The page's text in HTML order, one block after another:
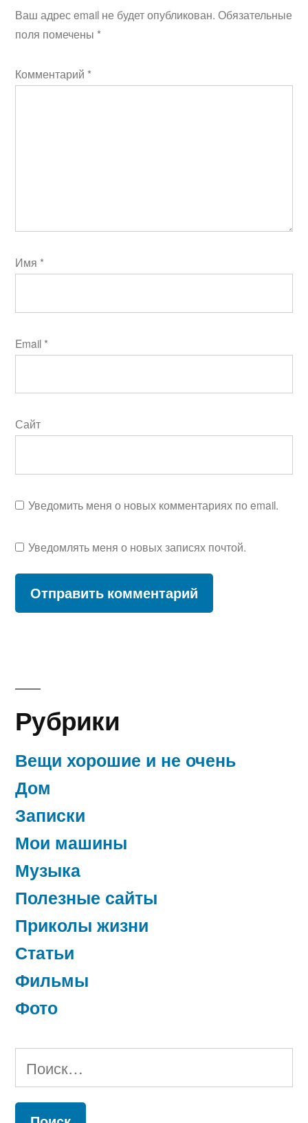
Ваш адрес email не будет опубликован. Обязательные
поля помечены *
Комментарий *
Имя *
Email *
Сайт
Уведомить меня о новых комментариях по email.
Уведомлять меня о новых записях почтой.
Рубрики
Вещи хорошие и не очень
Дом
Записки
Мои машины
Музыка
Полезные сайты
Приколы жизни
Статьи
Фильмы
Фото
Найти: